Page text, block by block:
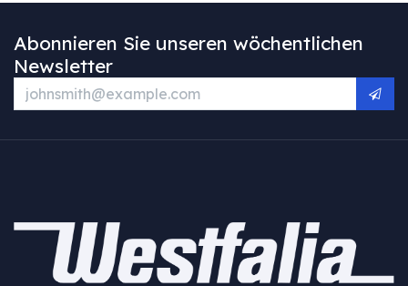
Abonnieren Sie unseren wöchentlichen
Newsletter